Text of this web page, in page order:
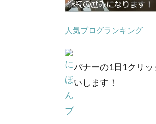
人気ブログランキング
バナーの1日1クリ
いします！